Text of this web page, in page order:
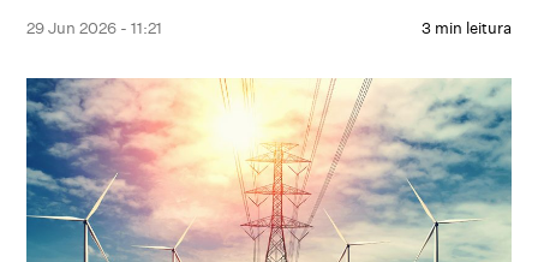
29 Jun 2026 - 11:21 3 min leitura